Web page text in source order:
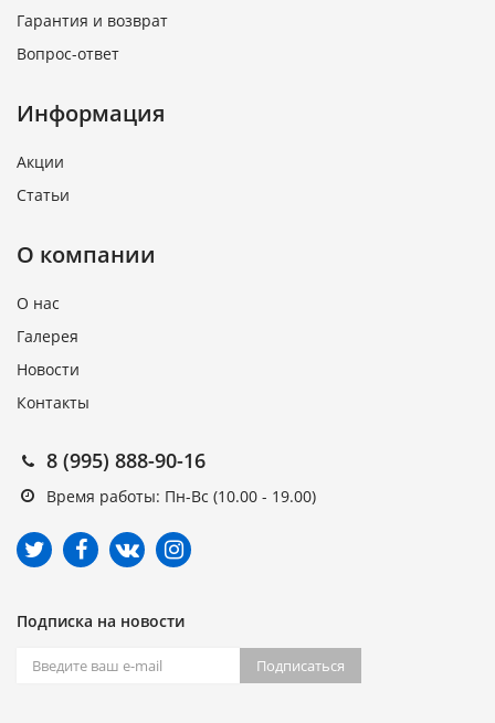
Гарантия и возврат
Вопрос-ответ
Информация
Акции
Статьи
О компании
О нас
Галерея
Новости
Контакты
8 (995) 888-90-16
Время работы: Пн-Вс (10.00 - 19.00)
Подписка на новости
Подписаться